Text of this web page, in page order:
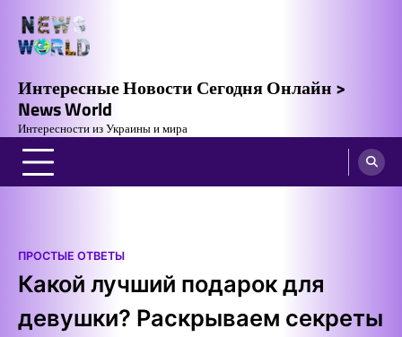
content
Интересные Новости Сегодня Онлайн >
News World
Интересности из Украины и мира
ПРОСТЫЕ ОТВЕТЫ
Какой лучший подарок для
девушки? Раскрываем секреты